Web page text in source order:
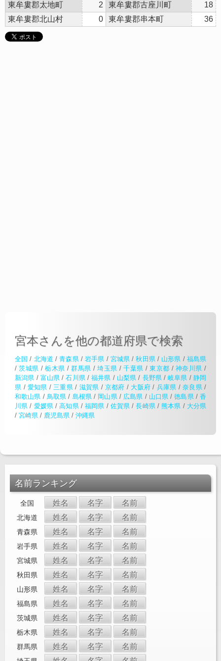
東牟婁郡太地町 2 東牟婁郡古座川町
18
東牟婁郡北山村
0 東牟婁郡串本町 36
宮本さんを他の都道府県で検索
全国 / 北海道 /青森県/ 岩手県 / 宮城県 /秋田県/ 山形県 / 福島県
/茨城県 /栃木県 /群馬県 /埼玉県 /千葉県 /東京都 /神奈川県 /
新潟県 / 富山県 /石川県/福井県 / 山梨県 / 長野県/岐阜県 / 静岡
県 / 愛知県 /三重県 / 滋賀県 / 京都府 / 大阪府 / 兵庫県 / 奈良県/
和歌山県 / 鳥取県 / 島根県/ 岡山県/ 広島県 / 山口県 /徳島県/香
川県 / 愛媛県/高知県/ 福岡県 / 佐賀県 /長崎県/熊本県 / 大分県
/ 宮崎県 / 鹿児島県 / 沖縄県
名前ランキング
全国 姓名 名字 名前
北海道 姓名 名字 名前
青森県 姓名 名字 名前
岩手県 姓名 名字 名前
宮城県 姓名 名字 名前
秋田県 姓名 名字 名前
山形県 姓名 名字 名前
福島県 姓名 名字 名前
茨城県 姓名 名字 名前
栃木県 姓名 名字 名前
群馬県 姓名 名字 名前